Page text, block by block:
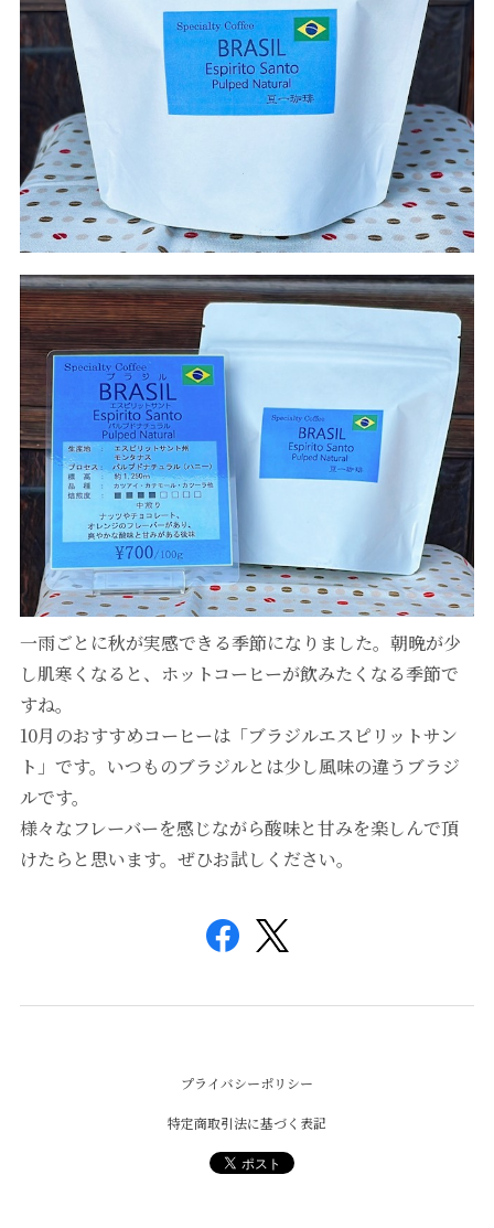
一雨ごとに秋が実感できる季節になりました。朝晩が少
し肌寒くなると、ホットコーヒーが飲みたくなる季節で
すね。
10月のおすすめコーヒーは「ブラジルエスピリットサン
ト」です。いつものブラジルとは少し風味の違うブラジ
ルです。
様々なフレーバーを感じながら酸味と甘みを楽しんで頂
けたらと思います。ぜひお試しください。
プライバシーポリシー
特定商取引法に基づく表記